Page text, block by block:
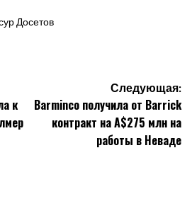
Досетов
к
Следующая:
Barminco получила от Barrick
контракт на А$275 млн на
работы в Неваде